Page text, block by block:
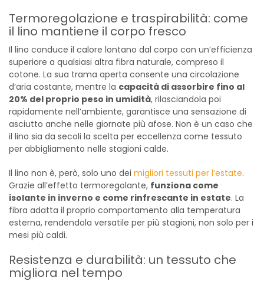
Termoregolazione e traspirabilità: come
il lino mantiene il corpo fresco
Il lino conduce il calore lontano dal corpo con un’efficienza
superiore a qualsiasi altra fibra naturale, compreso il
cotone. La sua trama aperta consente una circolazione
d’aria costante, mentre la capacità di assorbire fino al
20% del proprio peso in umidità, rilasciandola poi
rapidamente nell’ambiente, garantisce una sensazione di
asciutto anche nelle giornate più afose. Non è un caso che
il lino sia da secoli la scelta per eccellenza come tessuto
per abbigliamento nelle stagioni calde.
Il lino non è, però, solo uno dei migliori tessuti per l’estate.
Grazie all’effetto termoregolante, funziona come
isolante in inverno e come rinfrescante in estate. La
fibra adatta il proprio comportamento alla temperatura
esterna, rendendola versatile per più stagioni, non solo per i
mesi più caldi.
Resistenza e durabilità: un tessuto che
migliora nel tempo